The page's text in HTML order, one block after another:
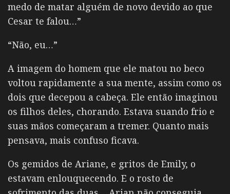
medo de matar alguém de novo devido ao que
Cesar te falou…”
“Não, eu…”
A imagem do homem que ele matou no beco
voltou rapidamente a sua mente, assim como os
dois que decepou a cabeça. Ele então imaginou
os filhos deles, chorando. Estava suando frio e
suas mãos começaram a tremer. Quanto mais
pensava, mais confuso ficava.
Os gemidos de Ariane, e gritos de Emily, o
estavam enlouquecendo. E o rosto de